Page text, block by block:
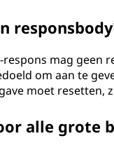
respons mag geen
om aan te
moet resetten,
alle grote